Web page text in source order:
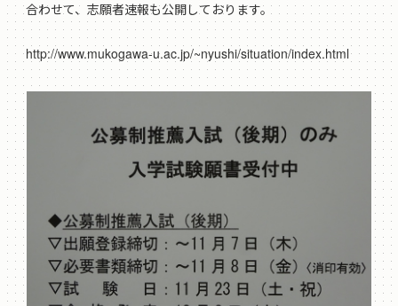
合わせて、志願者速報も公開しております。
http://www.mukogawa-u.ac.jp/~nyushi/situation/index.html